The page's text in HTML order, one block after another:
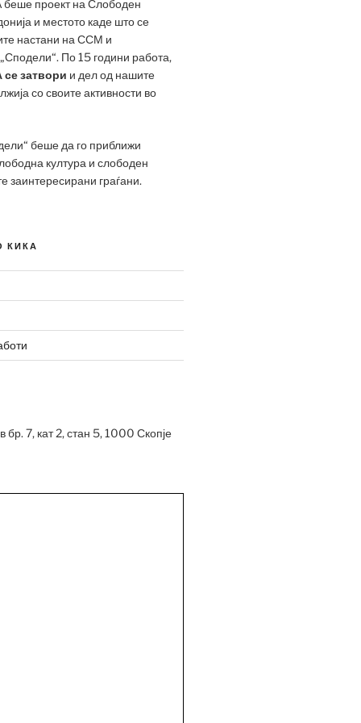
беше проект на Слободен
и местото каде што се
настани на ССМ и
По 15 години работа,
затвори и дел од нашите
со своите активности во
беше да го приближи
култура и слободен
заинтересирани граѓани.
КИКА
бр. 7, кат 2, стан 5, 1000 Скопје